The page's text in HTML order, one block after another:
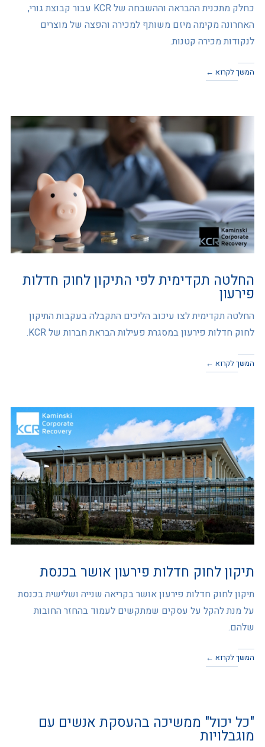
כחלק מתכנית ההבראה וההשבחה של KCR עבור קבוצת גורי,
האחרונה מקימה מיזם משותף למכירה והפצה של מוצרים
לנקודות מכירה קטנות.
המשך לקרוא ←
החלטה תקדימית לפי התיקון לחוק חדלות
פירעון
החלטה תקדימית לצו עיכוב הליכים התקבלה בעקבות התיקון
לחוק חדלות פירעון במסגרת פעילות הבראת חברות של KCR.
המשך לקרוא ←
תיקון לחוק חדלות פירעון אושר בכנסת
תיקון לחוק חדלות פירעון אושר בקריאה שנייה ושלישית בכנסת
על מנת להקל על עסקים שמתקשים לעמוד בהחזר החובות
שלהם.
המשך לקרוא ←
"כל יכול" ממשיכה בהעסקת אנשים עם
מוגבלויות